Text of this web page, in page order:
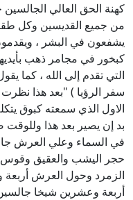
كهنة الحق العالي
من جميع القديسين وكل
يشفعون في البشر ،
كبخور في مجامر ذهب
التي تقدم إلى الله ، كما
سفر الرؤيا ) "بعد هذا
الاول الذي سمعته كبوق
بد إن يصير بعد هذا
في السماء وعلي العرش
حجر اليشب والعقيق
الزمرد وحول العرش
أربعة وعشرين شيخا